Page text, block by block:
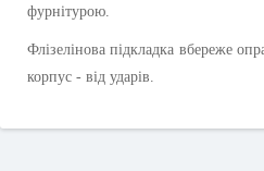
фурнітурою.
Флізелінова підкладка вбереже
корпус - від ударів.